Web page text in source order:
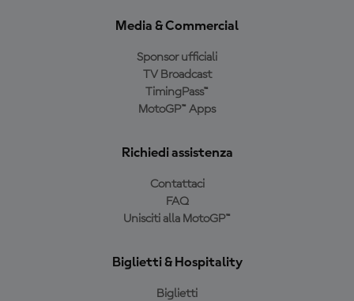
Media & Commercial
Sponsor ufficiali
TV Broadcast
TimingPass™
MotoGP™ Apps
Richiedi assistenza
Contattaci
FAQ
Unisciti alla MotoGP™
Biglietti & Hospitality
Biglietti